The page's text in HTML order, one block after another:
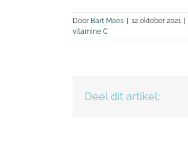
Door Bart Maes | 12 oktober 2021 |
vitamine C
Deel dit artikel: